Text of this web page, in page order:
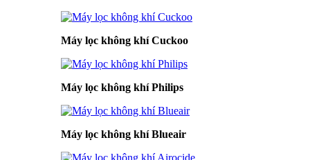
Máy lọc không khí Cuckoo
Máy lọc không khí Philips
Máy lọc không khí Blueair